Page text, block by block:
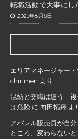
転職活動で大事にし
2021年8月6日
エリアマネージャー
chirimen より
混紡と交織は違う 複
は危険 に 向田拓翔 よ
アパレル販売員が自
ところ、変わらないと